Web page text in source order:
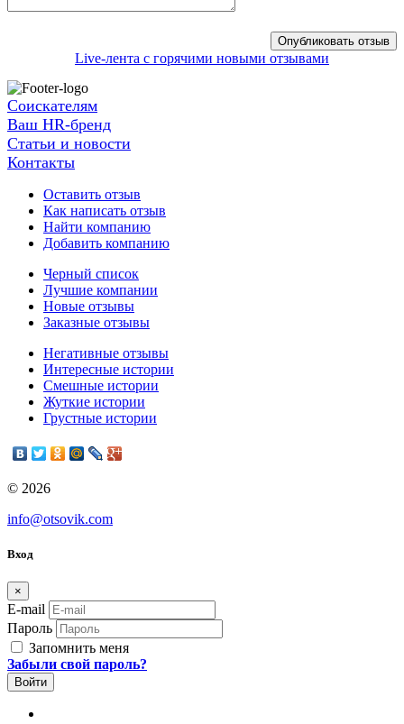
Live-лента с горячими новыми отзывами
Соискателям
Ваш HR-бренд
Статьи и новости
Контакты
Оставить отзыв
Как написать отзыв
Найти компанию
Добавить компанию
Черный список
Лучшие компании
Новые отзывы
Заказные отзывы
Негативные отзывы
Интересные истории
Смешные истории
Жуткие истории
Грустные истории
© 2026
info@otsovik.com
Вход
×
E-mail
Пароль
Запомнить меня
Забыли свой пароль?